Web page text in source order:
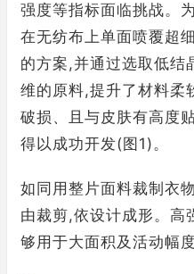
强度等指标面临挑战。
在无纺布上单面喷覆超
的方案,并通过选取低结
维的原料,提升了材料柔
破损、且与皮肤有高度
得以成功开发(图1)。
如同用整片面料裁制衣
由裁剪,依设计成形。高
够用于大面积及活动幅